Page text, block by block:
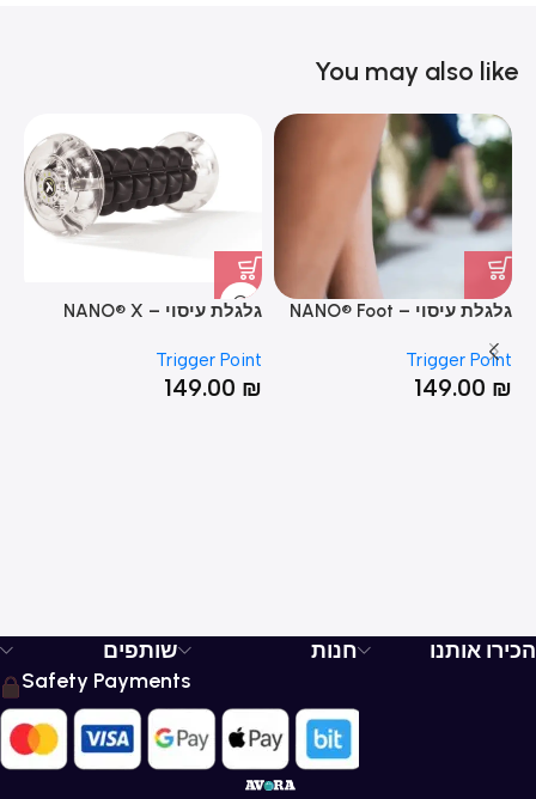
You may also like
גלגלת עיסוי – NANO® Foot
Trigger Point
149.00 ₪
גלגלת עיסוי – NANO® X
Trigger Point
149.00 ₪
הכירו אותנו חנות
שותפים
Safety Payments